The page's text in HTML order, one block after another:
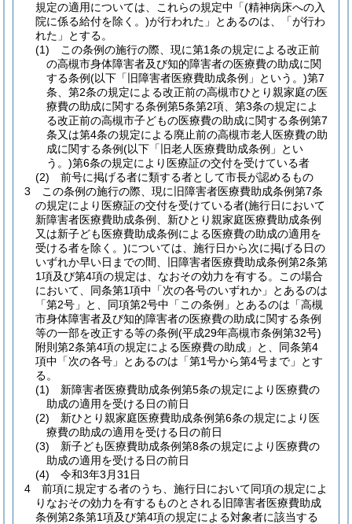
規定の適用については、これらの規定中「(精神病床への入
院に係る給付を除く。)が行われた」とあるのは、「が行わ
れた」とする。
(1)
この条例の施行の際、現に第1条の規定による改正前
の高槻市身体障害者及び知的障害者の医療費の助成に関
する条例(以下「旧障害者医療費助成条例」という。)第7
条、第2条の規定による改正前の高槻市ひとり親家庭の医
療費の助成に関する条例第5条第2項、第3条の規定によ
る改正前の高槻市子どもの医療費の助成に関する条例第7
条又は第4条の規定による廃止前の高槻市老人医療費の助
成に関する条例(以下「旧老人医療費助成条例」とい
う。)第6条の規定により医療証の交付を受けている者
(2)
前号に掲げる者に類する者として市長が認めるもの
3
この条例の施行の際、現に旧障害者医療費助成条例第7条
の規定により医療証の交付を受けている者(施行日において
新障害者医療費助成条例、新ひとり親家庭医療費助成条例
又は新子ども医療費助成条例による医療費の助成の適用を
受ける者を除く。)については、施行日から次に掲げる日の
いずれか早い日までの間、旧障害者医療費助成条例第2条第
1項及び第4項の規定は、なおその効力を有する。
この場合
において、同条第1項中「次の各号のいずれか」とあるのは
「第2号」と、同項第2号中「この条例」とあるのは「高槻
市身体障害者及び知的障害者の医療費の助成に関する条例
等の一部を改正する等の条例(平成29年高槻市条例第32号)
附則第2条第4項の規定による医療費の助成」と、同条第4
項中「次の各号」とあるのは「第1号から第4号まで」とす
る。
(1)
新障害者医療費助成条例第5条の規定により医療費の
助成の適用を受ける日の前日
(2)
新ひとり親家庭医療費助成条例第6条の規定により医
療費の助成の適用を受ける日の前日
(3)
新子ども医療費助成条例第8条の規定により医療費の
助成の適用を受ける日の前日
(4)
令和3年3月31日
4
前項に規定する者のうち、施行日において同項の規定によ
りなおその効力を有するものとされる旧障害者医療費助成
条例第2条第1項及び第4項の規定による対象者に該当する